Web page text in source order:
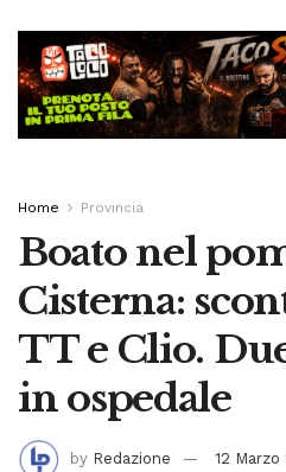
Home Provincia
Boato nel
Cisterna:
TT e Clio.
in ospedale
by Redazione 12 Marzo